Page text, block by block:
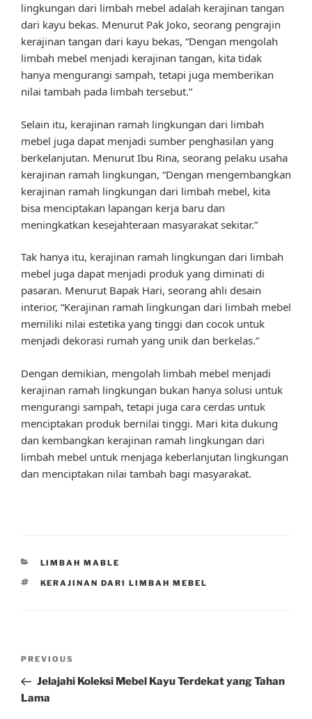
lingkungan dari limbah mebel adalah kerajinan tangan
dari kayu bekas. Menurut Pak Joko, seorang pengrajin
kerajinan tangan dari kayu bekas, “Dengan mengolah
limbah mebel menjadi kerajinan tangan, kita tidak
hanya mengurangi sampah, tetapi juga memberikan
nilai tambah pada limbah tersebut.”
Selain itu, kerajinan ramah lingkungan dari limbah
mebel juga dapat menjadi sumber penghasilan yang
berkelanjutan. Menurut Ibu Rina, seorang pelaku usaha
kerajinan ramah lingkungan, “Dengan mengembangkan
kerajinan ramah lingkungan dari limbah mebel, kita
bisa menciptakan lapangan kerja baru dan
meningkatkan kesejahteraan masyarakat sekitar.”
Tak hanya itu, kerajinan ramah lingkungan dari limbah
mebel juga dapat menjadi produk yang diminati di
pasaran. Menurut Bapak Hari, seorang ahli desain
interior, “Kerajinan ramah lingkungan dari limbah mebel
memiliki nilai estetika yang tinggi dan cocok untuk
menjadi dekorasi rumah yang unik dan berkelas.”
Dengan demikian, mengolah limbah mebel menjadi
kerajinan ramah lingkungan bukan hanya solusi untuk
mengurangi sampah, tetapi juga cara cerdas untuk
menciptakan produk bernilai tinggi. Mari kita dukung
dan kembangkan kerajinan ramah lingkungan dari
limbah mebel untuk menjaga keberlanjutan lingkungan
dan menciptakan nilai tambah bagi masyarakat.
CATEGORIES
LIMBAH MABLE
TAGS
KERAJINAN DARI LIMBAH MEBEL
Previous
Post
PREVIOUS
Jelajahi Koleksi Mebel Kayu Terdekat yang Tahan
Lama